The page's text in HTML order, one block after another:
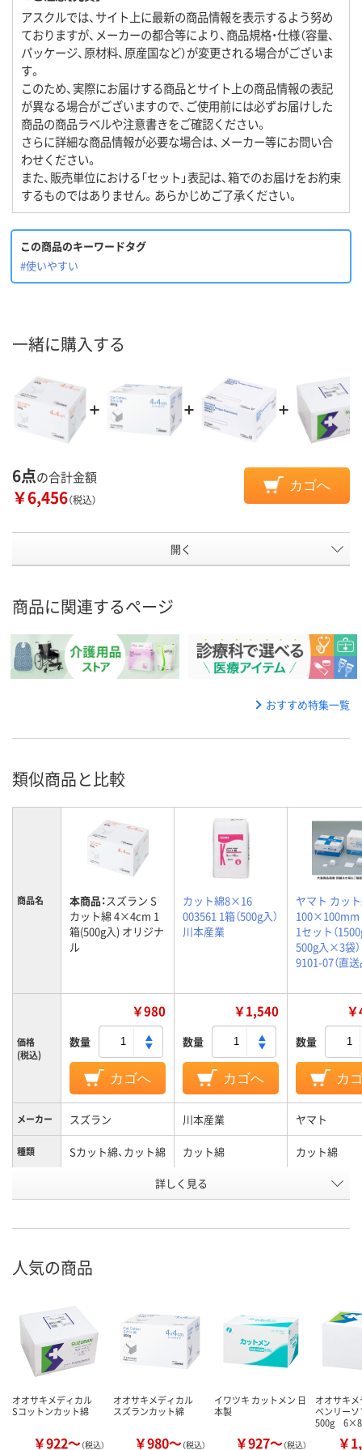
アスクルでは、サイト上に最新の商品情報を表示するよう努め
ておりますが、メーカーの都合等により、商品規格・仕様（容量、
パッケージ、原材料、原産国など）が変更される場合がございま
す。
このため、実際にお届けする商品とサイト上の商品情報の表記
が異なる場合がございますので、ご使用前には必ずお届けした
商品の商品ラベルや注意書きをご確認ください。
さらに詳細な商品情報が必要な場合は、メーカー等にお問い合
わせください。
また、販売単位における「セット」表記は、箱でのお届けをお約束
するものではありません。あらかじめご了承ください。
この商品のキーワードタグ
#使いやすい
一緒に購入する
6点の合計金額
￥6,456（税込）
カゴへ
開く
商品に関連するページ
おすすめ特集一覧
類似商品と比較
商品名 本商品：スズラン S
カット綿 4×4cm 1
箱(500g入) オリジナ
ル
カット綿8×16
003561 1箱（500g入）
川本産業
ヤマト カッ
100×100mm
1セット（
500g入×3袋
9101-07（直送
価格
(税込)
￥980
数量
カゴへ
￥1,540
数量
カゴへ
数量
カ
メーカー スズラン 川本産業 ヤマト
種類 Sカット綿、カット綿 カット綿 カット綿
未滅菌
商品環境
25
詳しく見る
人気の商品
オオサキメディカル
Sコットンカット綿
￥922～（税込）
オオサキメディカル
スズランカット綿
￥980～（税込）
イワツキ カットメン 日
本製
￥927～（税込）
オオサキ
ベンリー
500g
￥